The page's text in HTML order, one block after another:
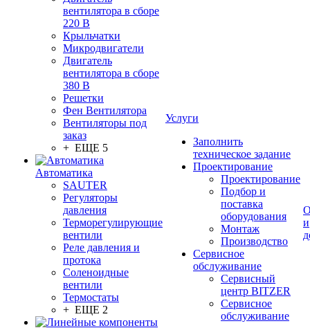
вентилятора в сборе
220 В
Крыльчатки
Микродвигатели
Двигатель
вентилятора в сборе
380 В
Решетки
Фен Вентилятора
Вентиляторы под
заказ
+ ЕЩЕ 5
Автоматика
SAUTER
Регуляторы
давления
Терморегулирующие
вентили
Реле давления и
протока
Соленоидные
вентили
Термостаты
+ ЕЩЕ 2
Услуги
Заполнить
техническое задание
Проектирование
Проектирование
Подбор и
поставка
оборудования
Монтаж
Производство
Сервисное
обслуживание
Сервисный
центр BITZER
Сервисное
обслуживание
и